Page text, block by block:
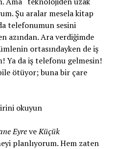
Şu aralar mesela kitap
telefonumun sesini
azından. Ara verdiğimde
ortasındayken de iş
Ya da iş telefonu gelmesin!
ötüyor; buna bir çare
okuyun
EyreveKüçük
planlıyorum. Hem zaten